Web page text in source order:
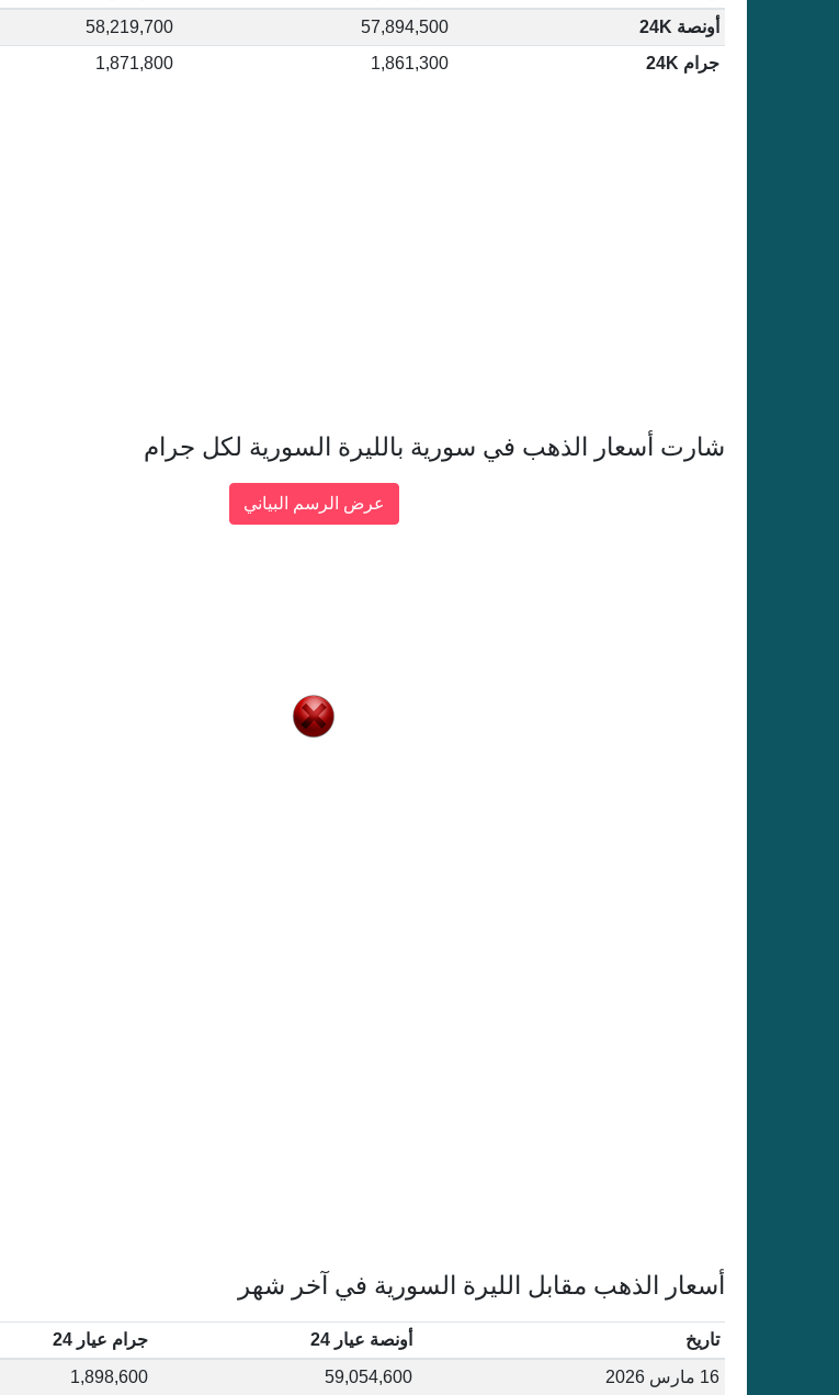
أونصة 24K
57,894,500
58,219,700
جرام 24K
1,861,300
1,871,800
شارت أسعار الذهب في سورية بالليرة السورية لكل جرام
أسعار الذهب مقابل الليرة السورية في آخر شهر
تاريخ أونصة عيار 24
جرام عيار 24
16 مارس 2026
59,054,600
1,898,600